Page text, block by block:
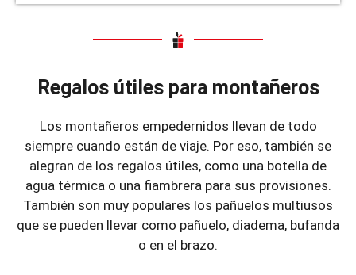
Regalos útiles para montañeros
Los montañeros empedernidos llevan de todo
siempre cuando están de viaje. Por eso, también se
alegran de los regalos útiles, como una botella de
agua térmica o una fiambrera para sus provisiones.
También son muy populares los pañuelos multiusos
que se pueden llevar como pañuelo, diadema, bufanda
o en el brazo.